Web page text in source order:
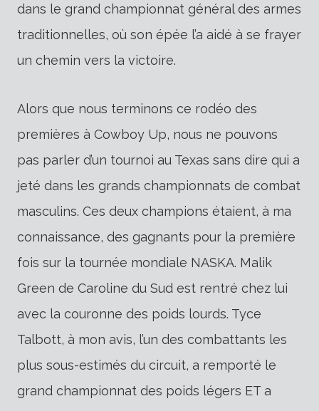
dans le grand championnat général des armes
traditionnelles, où son épée l’a aidé à se frayer
un chemin vers la victoire.
Alors que nous terminons ce rodéo des
premières à Cowboy Up, nous ne pouvons
pas parler d’un tournoi au Texas sans dire qui a
jeté dans les grands championnats de combat
masculins. Ces deux champions étaient, à ma
connaissance, des gagnants pour la première
fois sur la tournée mondiale NASKA. Malik
Green de Caroline du Sud est rentré chez lui
avec la couronne des poids lourds. Tyce
Talbott, à mon avis, l’un des combattants les
plus sous-estimés du circuit, a remporté le
grand championnat des poids légers ET a